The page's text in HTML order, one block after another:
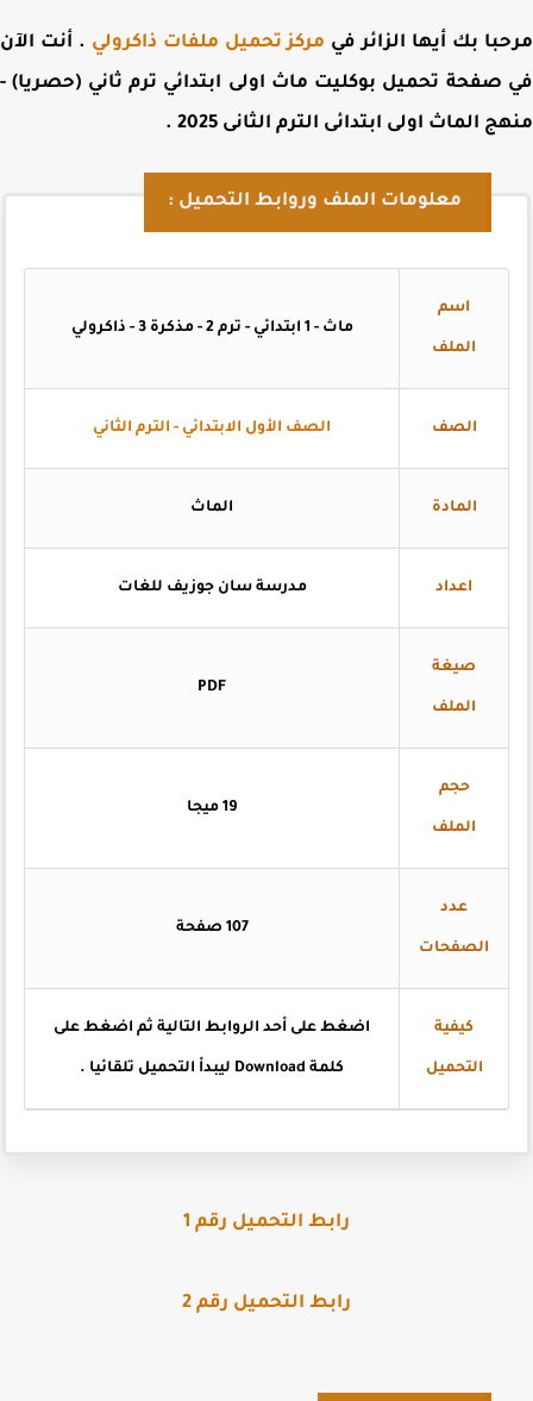
بك أيها الزائر فيمركز تحميل ملفات ذاكرولي. أنت الآن
صفحةتحميل بوكليت ماث اولى ابتدائي ترم ثاني (حصريا) -
الماث اولى ابتدائى الترم الثانى 2025
.
معلومات الملف وروابط التحميل :
اسم
الملف
ماث - 1 ابتدائي - ترم 2 - مذكرة 3 - ذاكرولي
الصف الصف الأول الابتدائي - الترم الثاني
المادة الماث
اعداد مدرسة سان جوزيف للغات
صيغة
الملف
PDF
حجم
الملف
عدد
الصفحات
107 صفحة
كيفية
التحميل
اضغط على أحد الروابط التالية ثم اضغط على
كلمة Download ليبدأ التحميل تلقائيا .
رابط التحميل رقم 1
رابط التحميل رقم 2